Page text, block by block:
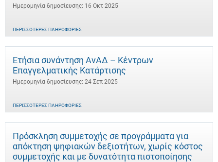
Ημερομηνία δημοσίευσης: 16 Οκτ 2025
ΠΕΡΙΣΣΌΤΕΡΕΣ ΠΛΗΡΟΦΟΡΊΕΣ
Ετήσια συνάντηση ΑνΑΔ – Κέντρων
Επαγγελματικής Κατάρτισης
Ημερομηνία δημοσίευσης: 24 Σεπ 2025
ΠΕΡΙΣΣΌΤΕΡΕΣ ΠΛΗΡΟΦΟΡΊΕΣ
Πρόσκληση συμμετοχής σε προγράμματα για
απόκτηση ψηφιακών δεξιοτήτων, χωρίς κόστος
συμμετοχής και με δυνατότητα πιστοποίησης